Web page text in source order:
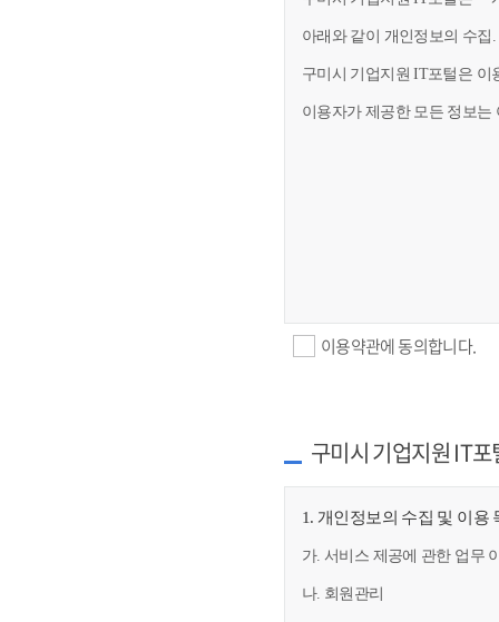
아래와 같이 개인정보의 수집
구미시 기업지원 IT포털은 이
이용자가 제공한 모든 정보
이용약관에 동의합니다.
구미시 기업지원 IT
1. 개인정보의 수집 및 이용
가. 서비스 제공에 관한 업무
나. 회원관리